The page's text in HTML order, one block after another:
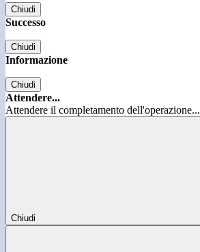
Chiudi
Successo
Chiudi
Informazione
Chiudi
Attendere...
Attendere il completamento dell'operazione...
Chiudi